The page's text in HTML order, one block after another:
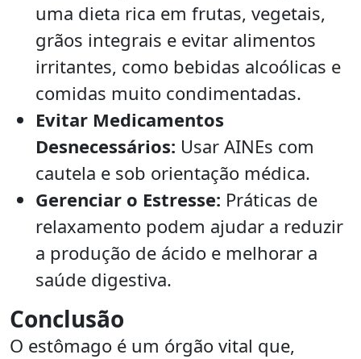
uma dieta rica em frutas, vegetais,
grãos integrais e evitar alimentos
irritantes, como bebidas alcoólicas e
comidas muito condimentadas.
Evitar Medicamentos
Desnecessários: Usar AINEs com
cautela e sob orientação médica.
Gerenciar o Estresse: Práticas de
relaxamento podem ajudar a reduzir
a produção de ácido e melhorar a
saúde digestiva.
Conclusão
O estômago é um órgão vital que,